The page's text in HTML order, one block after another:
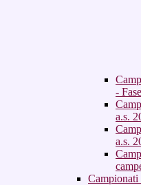
-
a.s.
a.s.
Campionati